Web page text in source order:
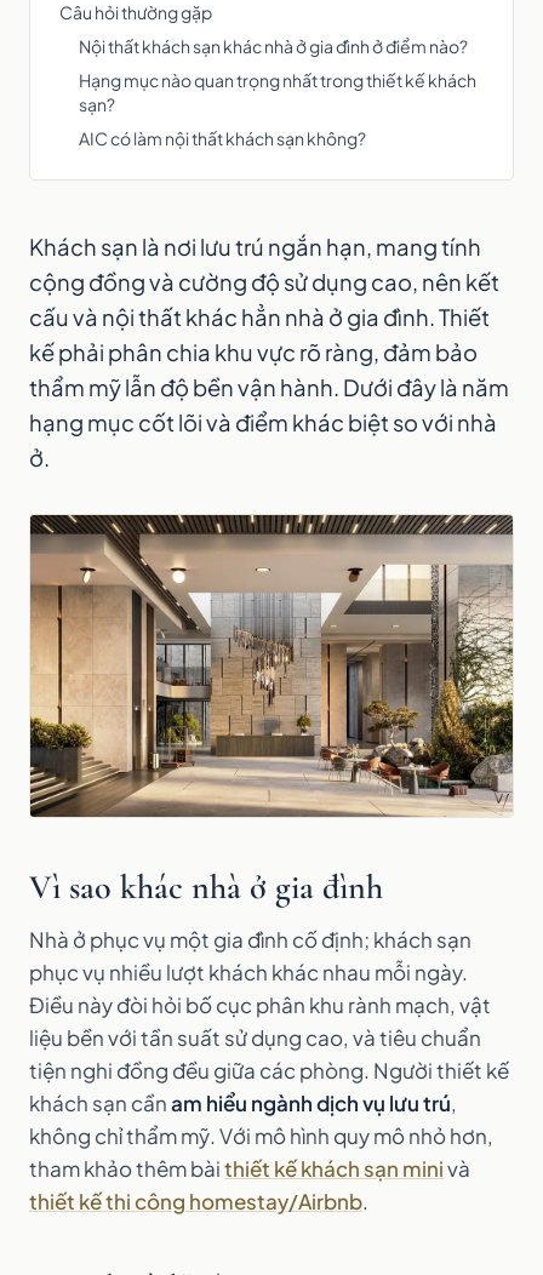
Câu hỏi thường gặp
Nội thất khách sạn khác nhà ở gia đình ở điểm nào?
Hạng mục nào quan trọng nhất trong thiết kế khách
sạn?
AIC có làm nội thất khách sạn không?
Khách sạn là nơi lưu trú ngắn hạn, mang tính
cộng đồng và cường độ sử dụng cao, nên kết
cấu và nội thất khác hẳn nhà ở gia đình. Thiết
kế phải phân chia khu vực rõ ràng, đảm bảo
thẩm mỹ lẫn độ bền vận hành. Dưới đây là năm
hạng mục cốt lõi và điểm khác biệt so với nhà
ở.
Vì sao khác nhà ở gia đình
Nhà ở phục vụ một gia đình cố định; khách sạn
phục vụ nhiều lượt khách khác nhau mỗi ngày.
Điều này đòi hỏi bố cục phân khu rành mạch, vật
liệu bền với tần suất sử dụng cao, và tiêu chuẩn
tiện nghi đồng đều giữa các phòng. Người thiết kế
khách sạn cầnam hiểu ngành dịch vụ lưu trú,
không chỉ thẩm mỹ. Với mô hình quy mô nhỏ hơn,
tham khảo thêm bàithiết kế khách sạn minivà
thiết kế thi công homestay/Airbnb.